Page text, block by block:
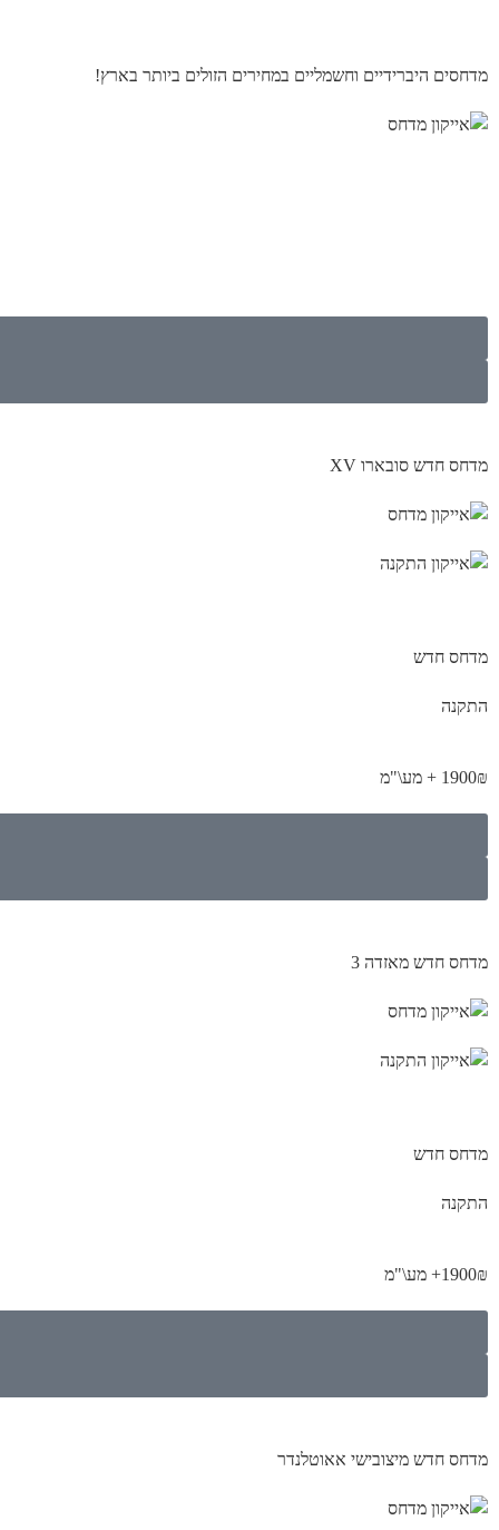
מדחסים היברידיים וחשמליים במחירים הזולים ביותר בארץ!
מדחס חדש סובארו XV
מדחס חדש
התקנה
1900₪ + מע\"מ
מדחס חדש מאזדה 3
מדחס חדש
התקנה
1900₪+ מע\"מ
מדחס חדש מיצובישי אאוטלנדר